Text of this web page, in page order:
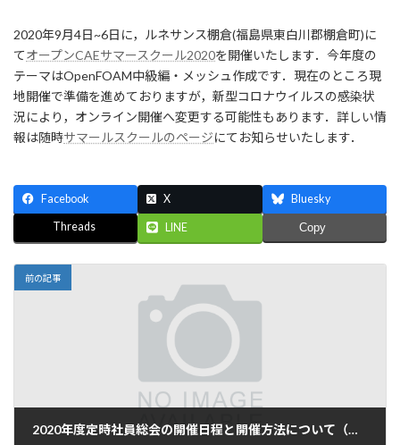
新
日
時
:
2020年9月4日~6日に，ルネサンス棚倉(福島県東白川郡棚倉町)に
てオープンCAEサマースクール2020を開催いたします．今年度の
テーマはOpenFOAM中級編・メッシュ作成です．現在のところ現
地開催で準備を進めておりますが，新型コロナウイルスの感染状
況により，オンライン開催へ変更する可能性もあります．詳しい情
報は随時サマールスクールのページにてお知らせいたします．
Facebook X Bluesky
Threads LINE Copy
前の記事
2020年度定時社員総会の開催日程と開催方法について（更新）